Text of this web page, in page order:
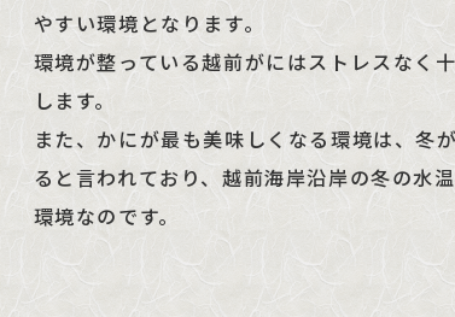
やすい環境となります。
環境が整っている越前がにはストレスなく
します。
また、かにが最も美味しくなる環境は、冬
ると言われており、越前海岸沿岸の冬の水
環境なのです。